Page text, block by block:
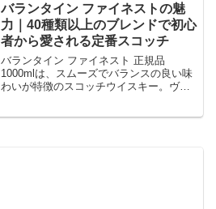
バランタイン ファイネストの魅
力｜40種類以上のブレンドで初心
者から愛される定番スコッチ
バランタイン ファイネスト 正規品
1000mlは、スムーズでバランスの良い味
わいが特徴のスコッチウイスキー。ヴェ